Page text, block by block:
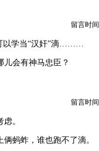
留言时
以学当“汉奸”滴………
儿会有神马忠臣？
留言时
。
蚂蚱，谁也跑不了滴。